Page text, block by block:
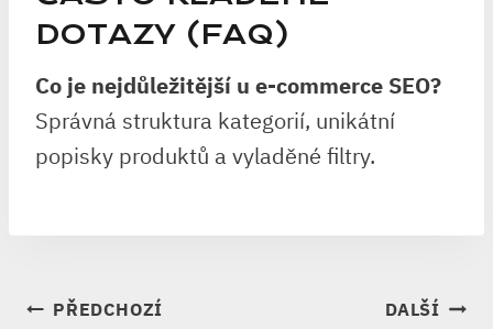
DOTAZY (FAQ)
Co je nejdůležitější u e-commerce SEO?
Správná struktura kategorií, unikátní
popisky produktů a vyladěné filtry.
NAVIGACE
PŘEDCHOZÍ DALŠÍ